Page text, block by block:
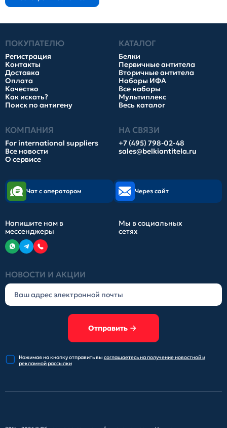
ПОКУПАТЕЛЮ
Регистрация
Контакты
Доставка
Оплата
Качество
Как искать?
Поиск по антигену
КАТАЛОГ
Белки
Первичные антитела
Вторичные антитела
Наборы ИФА
Все наборы
Мультиплекс
Весь каталог
КОМПАНИЯ
For international suppliers
Все новости
О сервисе
НА СВЯЗИ
+7 (495) 798-02-48
sales@belkiantitela.ru
НОВОСТИ И АКЦИИ
Отправить
Нажимая на кнопку отправитьвы соглашаетесь на получениеновостной и
рекламной рассылки
Чат с оператором Через сайт
Напишите нам в
мессенджеры
Мы в социальных
сетях